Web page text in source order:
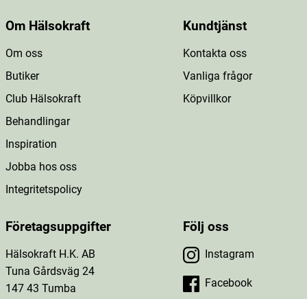
Om Hälsokraft
Om oss
Butiker
Club Hälsokraft
Behandlingar
Inspiration
Jobba hos oss
Integritetspolicy
Kundtjänst
Kontakta oss
Vanliga frågor
Köpvillkor
Företagsuppgifter
Hälsokraft H.K. AB
Tuna Gårdsväg 24
147 43 Tumba
Följ oss
Instagram
Facebook